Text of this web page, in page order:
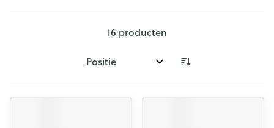
16 producten
Sorteer op: